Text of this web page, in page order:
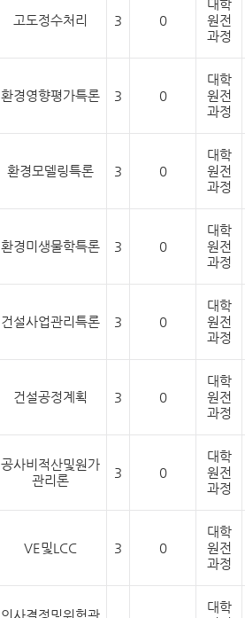
고도정수처리 3 0
대학
원전
과정
환경영향평가특론 3 0
대학
원전
과정
환경모델링특론 3 0
대학
원전
과정
환경미생물학특론 3 0
대학
원전
과정
건설사업관리특론 3 0
대학
원전
과정
건설공정계획 3 0
대학
원전
과정
공사비적산및원가
관리론
3 0
대학
원전
과정
VE및LCC 3 0
대학
원전
과정
의사결정및위험관
대학